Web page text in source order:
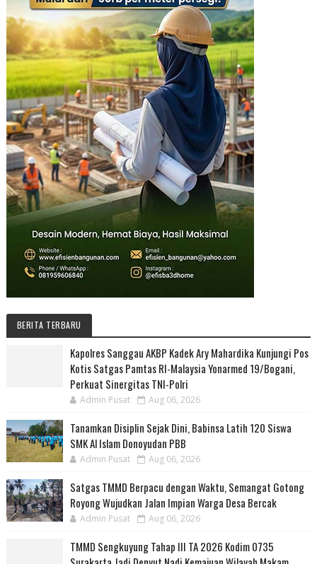
BERITA TERBARU
Kapolres Sanggau AKBP Kadek Ary Mahardika Kunjungi Pos
Kotis Satgas Pamtas RI-Malaysia Yonarmed 19/Bogani,
Perkuat Sinergitas TNI-Polri
Admin Pusat Aug 06, 2026
Tanamkan Disiplin Sejak Dini, Babinsa Latih 120 Siswa
SMK Al Islam Donoyudan PBB
Admin Pusat Aug 06, 2026
Satgas TMMD Berpacu dengan Waktu, Semangat Gotong
Royong Wujudkan Jalan Impian Warga Desa Bercak
Admin Pusat Aug 06, 2026
TMMD Sengkuyung Tahap III TA 2026 Kodim 0735